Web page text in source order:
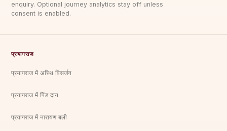
enquiry. Optional journey analytics stay off unless
consent is enabled.
प्रयागराज
प्रयागराज में अस्थि विसर्जन
प्रयागराज में पिंड दान
प्रयागराज में नारायण बली